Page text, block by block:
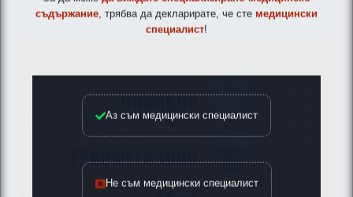
съдържание , трябва да декларирате, че сте медицински
специалист!
Аз съм медицински специалист
Не съм медицински специалист